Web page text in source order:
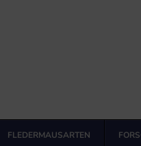
FLEDERMAUSARTEN